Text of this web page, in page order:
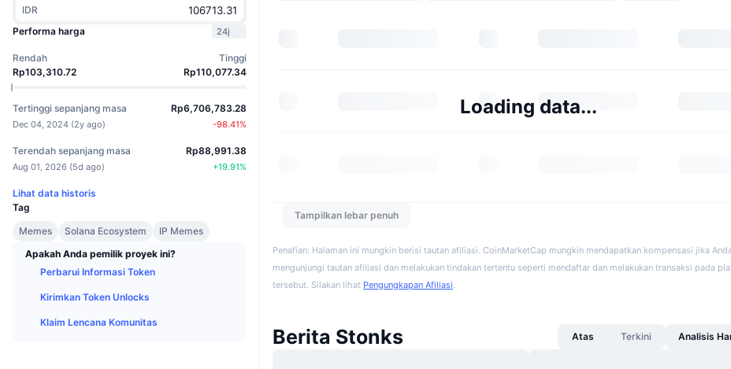
IDR
Performa harga
24j
Rendah
Rp103,310.72
Tinggi
Rp110,077.34
Tertinggi sepanjang masa
Dec 04, 2024 (2y ago)
Rp6,706,783.28
-98.41%
Terendah sepanjang masa
Aug 01, 2026 (5d ago)
Rp88,991.38
+19.91%
Lihat data historis
Tag
Memes
Solana Ecosystem
IP Memes
Apakah Anda pemilik proyek ini?
Perbarui Informasi Token
Kirimkan Token Unlocks
Klaim Lencana Komunitas
Loading data...
Tampilkan lebar penuh
Penafian: Halaman ini mungkin berisi tautan afiliasi. CoinMarketCap mungkin mendapatkan kompensasi jika
mengunjungi tautan afiliasi dan melakukan tindakan tertentu seperti mendaftar dan melakukan transaksi pada
tersebut. Silakan lihat Pengungkapan Afiliasi.
Berita Stonks Atas Terkini Analisis